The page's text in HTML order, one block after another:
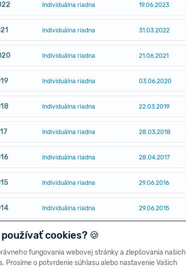
Individuálna riadna 19.06.2023
Individuálna riadna 31.03.2022
Individuálna riadna 21.06.2021
Individuálna riadna 03.06.2020
Individuálna riadna 22.03.2019
Individuálna riadna 28.03.2018
Individuálna riadna 28.04.2017
Individuálna riadna 29.06.2016
Individuálna riadna 29.06.2015
Individuálna riadna
Individuálna riadna 26.03.2014
cookies? 🍪
fungovania webovej stránky a zlepšovania našich
Prosíme o potvrdenie súhlasu alebo nastavenie Vašich